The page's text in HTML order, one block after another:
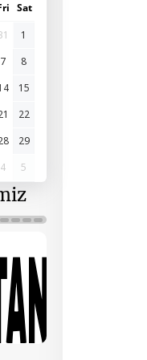
Sat
1
7
8
15
22
29
4 5